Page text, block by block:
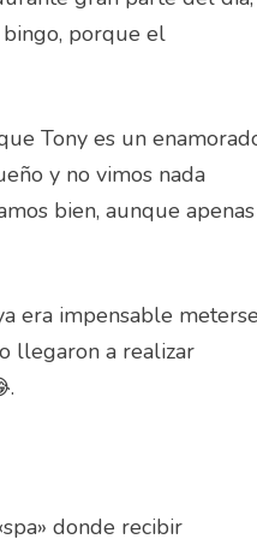
bingo, porque el
Tony es un
y no vimos nada
bien, aunque apenas
era impensable
llegaron a realizar
donde recibir